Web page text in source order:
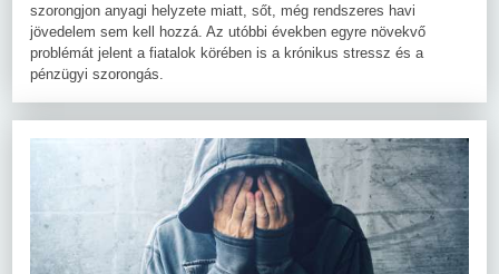
szorongjon anyagi helyzete miatt, sőt, még rendszeres havi
jövedelem sem kell hozzá. Az utóbbi években egyre növekvő
problémát jelent a fiatalok körében is a krónikus stressz és a
pénzügyi szorongás.